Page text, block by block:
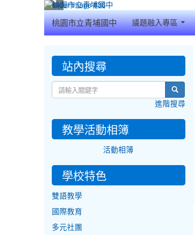
桃園市立青埔國中 議題融入專區
::: 站內搜尋
search
進階搜尋
教學活動相簿
活動相簿
學校特色
雙語教學
國際教育
多元社團